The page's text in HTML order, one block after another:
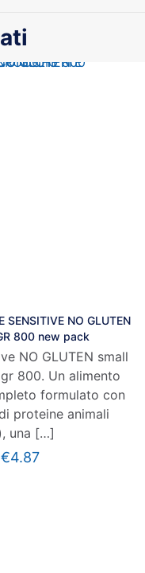
SENSITIVE NO GLUTEN
800 new pack
NO GLUTEN small
800. Un alimento
formulato con
proteine animali
una […]
€4.87